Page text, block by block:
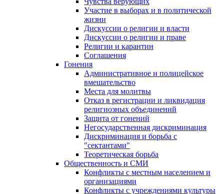
Участие в выборах и в политической
жизни
Дискуссии о религии и власти
Дискуссии о религии и праве
Религии и карантин
Соглашения
Гонения
Административное и полицейское
вмешательство
Места для молитвы
Отказ в регистрации и ликвидация
религиозных объединений
Защита от гонений
Негосударственная дискриминация
Дискриминация и борьба с
"сектантами"
Теоретическая борьба
Общественность и СМИ
Конфликты с местным населением и
организациями
Конфликты с учреждениями культуры